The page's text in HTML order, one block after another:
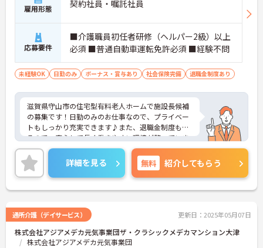
雇用形態 契約社員・嘱託社員
応募要件
■介護職員初任者研修（ヘルパー2級）以上
必須 ■普通自動車運転免許必須 ■経験不問
未経験OK 日勤のみ ボーナス・賞与あり 社会保険完備 退職金制度あり
滋賀県守山市の住宅型有料老人ホームで施設長候補
の募集です！日勤のみのお仕事なので、プライベー
トもしっかり充実できます♪また、退職金制度もあ
るので、安心して長く働きやすい環境が整っていま
す◎ご興味のある方は、面接ポイントをお伝えしま
すので、お気軽にご連絡ください。
詳細を見る 無料 紹介してもらう
通所介護（デイサービス） 更新日：2025年05月07日
株式会社アジアメデカ元気事業団ザ・クラシックメデカマンション大津
株式会社アジアメデカ元気事業団